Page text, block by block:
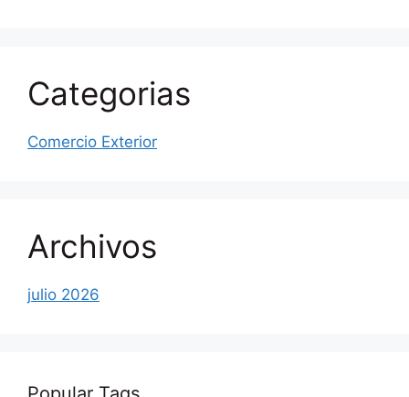
Categorias
Comercio Exterior
Archivos
julio 2026